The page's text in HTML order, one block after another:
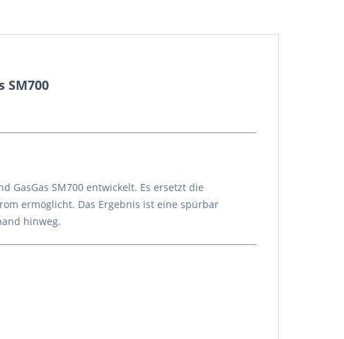
SM700
GasGas SM700 entwickelt. Es ersetzt die
ermöglicht. Das Ergebnis ist eine spürbar
hinweg.